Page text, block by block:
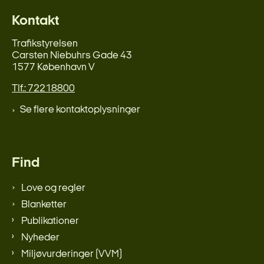
Kontakt
Trafikstyrelsen
Carsten Niebuhrs Gade 43
1577 København V
Tlf.: 72218800
Se flere kontaktoplysninger
Find
Love og regler
Blanketter
Publikationer
Nyheder
Miljøvurderinger (VVM)